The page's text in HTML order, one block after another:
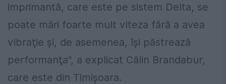
imprimantă, care este pe sistem Delta, se
poate mări foarte mult viteza fără a avea
vibraţie şi, de asemenea, îşi păstrează
performanţa", a explicat Călin Brandabur,
care este din Timişoara.